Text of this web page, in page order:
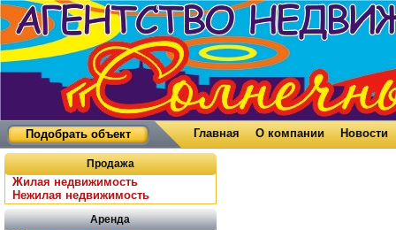
Подобрать объект Главная О компании Новости
Продажа
Жилая недвижимость
Нежилая недвижимость
Аренда